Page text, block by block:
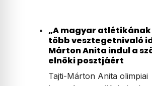
„A magyar atlétikának
több vesztegetnivaló
Márton Anita indul a
elnöki posztjáért
Tajti-Márton Anita olimpiai